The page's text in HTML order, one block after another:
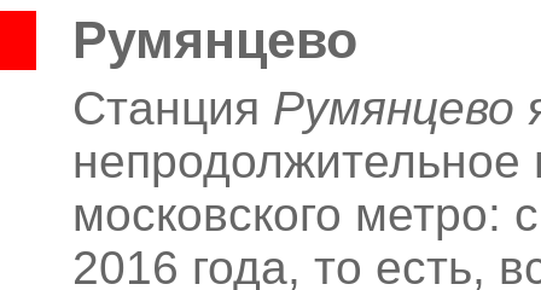
Румянцево
Станция Румянцево
непродолжительное
московского метро:
2016 года, то есть,